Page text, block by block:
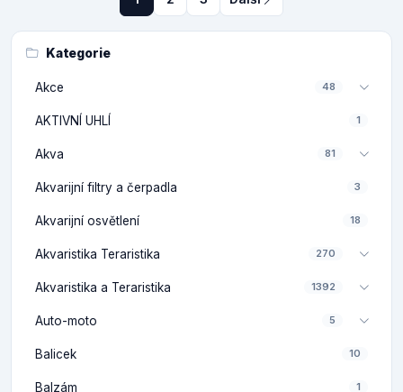
Kategorie
Akce 48
AKTIVNÍ UHLÍ 1
Akva 81
Akvarijní filtry a čerpadla 3
Akvarijní osvětlení 18
Akvaristika Teraristika 270
Akvaristika a Teraristika 1392
Auto-moto 5
Balicek 10
Balzám 1